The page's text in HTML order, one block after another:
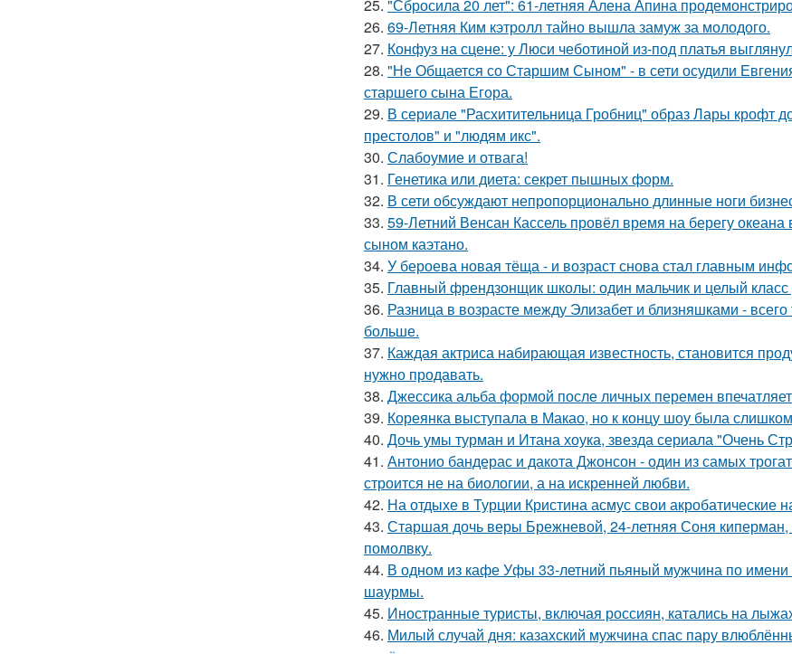
25. "Сбросила 20 лет": 61-летняя Алена Апина
26. 69-Летняя Ким кэтролл тайно вышла замуж за молодого.
27. Конфуз на сцене: у Люси чеботиной из-под платья
28. "Не Общается со Старшим Сыном" - в сети осудили
старшего сына Егора.
29. В сериале "Расхитительница Гробниц" образ Лары крофт
престолов" и "людям икс".
30. Слабоумие и отвага!
31. Генетика или диета: секрет пышных форм.
32. В сети обсуждают непропорционально длинные ноги
33. 59-Летний Венсан Кассель провёл время на берегу
сыном каэтано.
34. У бероева новая тёща - и возраст снова стал главным
35. Главный френдзонщик школы: один мальчик и целый
36. Разница в возрасте между Элизабет и близняшками -
больше.
37. Каждая актриса набирающая известность, становится
нужно продавать.
38. Джессика альба формой после личных перемен
39. Кореянка выступала в Макао, но к концу шоу была
40. Дочь умы турман и Итана хоука, звезда сериала "Очень
41. Антонио бандерас и дакота Джонсон - один из самых
строится не на биологии, а на искренней любви.
42. На отдыхе в Турции Кристина асмус свои акробатические
43. Старшая дочь веры Брежневой, 24-летняя Соня киперман,
помолвку.
44. В одном из кафе Уфы 33-летний пьяный мужчина по имени
шаурмы.
45. Иностранные туристы, включая россиян, катались на
46. Милый случай дня: казахский мужчина спас пару